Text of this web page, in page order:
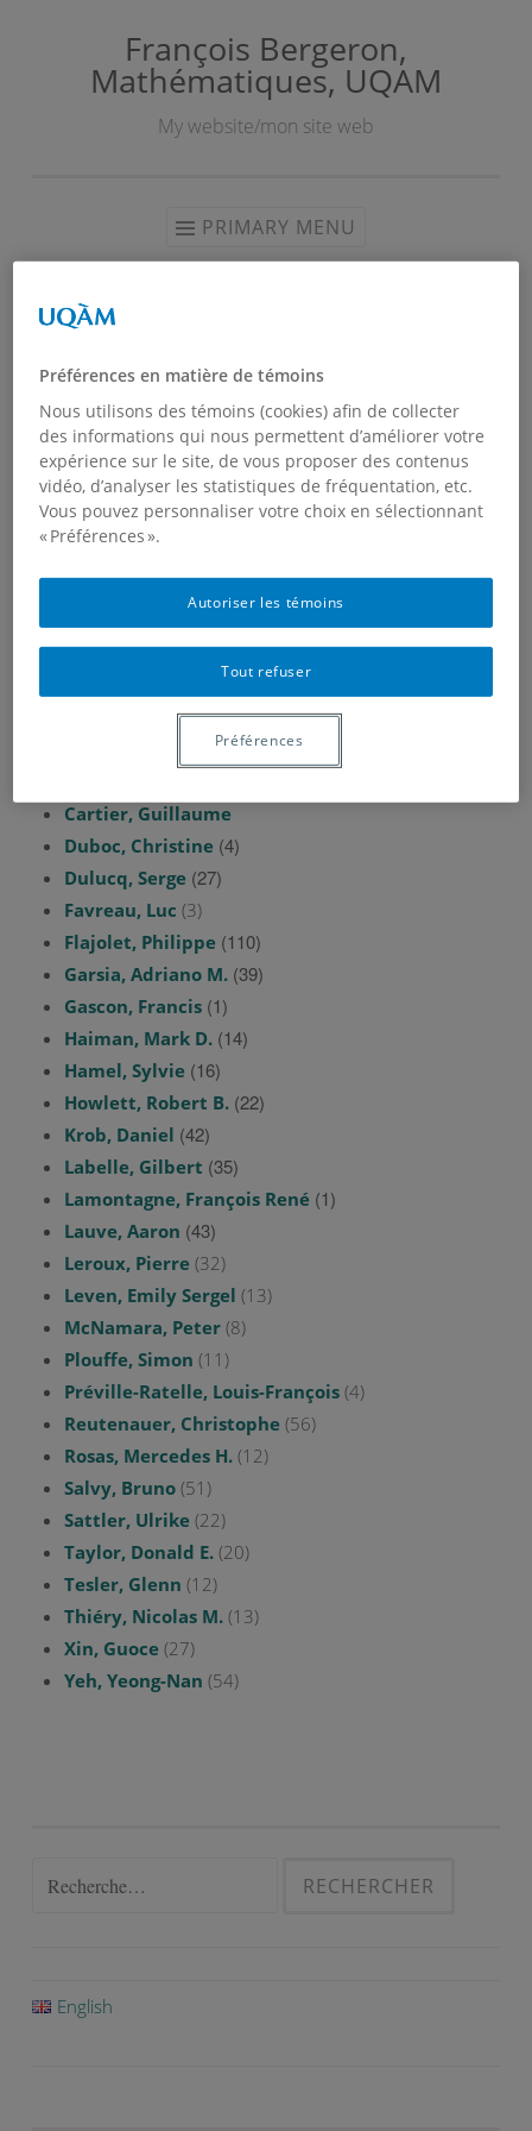
François Bergeron,
Mathématiques, UQAM
My website/mon site web
PRIMARY MENU
Co-Auteurs
co-auteurs (selon Mathscinet en 2013). Autre
source:Google Scholar Citations. Pour voir la liste des co-
auteurs de tous les membres réguliers du Lacim,voir cette
page.
Bergeron, Nantel(62)
Berstel, Jean(34)
(7)
Borie, Nicolas(2)
Bousquet-Mélou, Mireille(46)
Cartier, Guillaume
Duboc, Christine (4)
Dulucq, Serge (27)
Favreau, Luc (3)
Flajolet, Philippe (110)
Garsia, Adriano M. (39)
Gascon, Francis (1)
Haiman, Mark D. (14)
Hamel, Sylvie (16)
Howlett, Robert B. (22)
Krob, Daniel (42)
Labelle, Gilbert (35)
Lamontagne, François René (1)
Lauve, Aaron (43)
Leroux, Pierre (32)
Leven, Emily Sergel (13)
McNamara, Peter (8)
Plouffe, Simon (11)
Préville-Ratelle, Louis-François (4)
Reutenauer, Christophe (56)
Rosas, Mercedes H. (12)
Salvy, Bruno (51)
Sattler, Ulrike (22)
Taylor, Donald E. (20)
Tesler, Glenn (12)
Thiéry, Nicolas M. (13)
Xin, Guoce (27)
Yeh, Yeong-Nan (54)
Rechercher :
English
Préférences en matière de témoins
Nous utilisons des témoins (cookies) afin de collecter
des informations qui nous permettent d’améliorer votre
expérience sur le site, de vous proposer des contenus
vidéo, d’analyser les statistiques de fréquentation, etc.
Vous pouvez personnaliser votre choix en sélectionnant
« Préférences ».
Tout refuser
Autoriser les témoins
Préférences